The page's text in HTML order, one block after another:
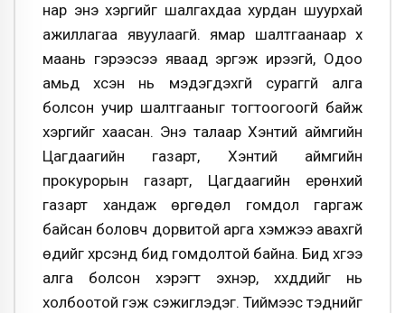
нар энэ хэргийг шалгахдаа хурдан шуурхай
ажиллагаа явуулаагүй. ямар шалтгаанаар хүү
маань гэрээсээ яваад эргэж ирээгүй, Одоо
амьд үхсэн нь мэдэгдэхгүй сураггүй алга
болсон учир шалтгааныг тогтоогоогүй байж
хэргийг хаасан. Энэ талаар Хэнтий аймгийн
Цагдаагийн газарт, Хэнтий аймгийн
прокурорын газарт, Цагдаагийн ерөнхий
газарт хандаж өргөдөл гомдол гаргаж
байсан боловч дорвитой арга хэмжээ авахгүй
өдийг хүрсэнд бид гомдолтой байна. Бид хүүгээ
алга болсон хэрэгт эхнэр, хүүхдүүдийг нь
холбоотой гэж сэжиглэдэг. Тиймээс тэднийг